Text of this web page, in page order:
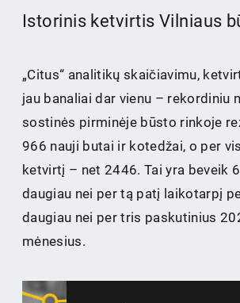
Istorinis ketvirtis Vilniaus
„Citus“ analitikų skaičiavimu,
jau banaliai dar vienu – rekordiniu
sostinės pirminėje būsto rinkoje
966 nauji butai ir kotedžai, o per
ketvirtį – net 2446. Tai yra beveik
daugiau nei per tą patį laikotarpį
daugiau nei per tris paskutinius
mėnesius.